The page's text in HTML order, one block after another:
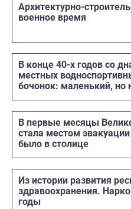
Архитектурно-
военное время
В конце 40-х годов со
местных
бочонок: маленький,
В первые месяцы
стала местом
было в столице
Из истории развития
здравоохранения.
годы